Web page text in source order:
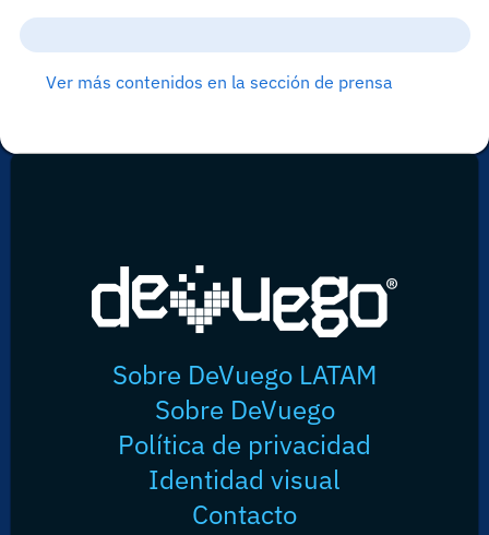
Ver más contenidos en la sección de prensa
Sobre DeVuego LATAM
Sobre DeVuego
Política de privacidad
Identidad visual
Contacto